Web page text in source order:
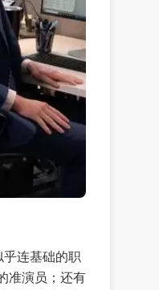
乎连基础的职
准演员；还有